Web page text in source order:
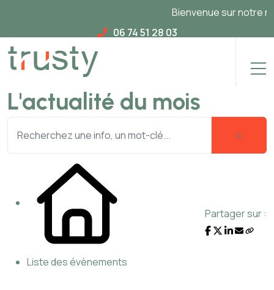
Bienvenue sur notre
06 74 51 28 03
L'actualité du mois
Liste des évènements
Partager sur :